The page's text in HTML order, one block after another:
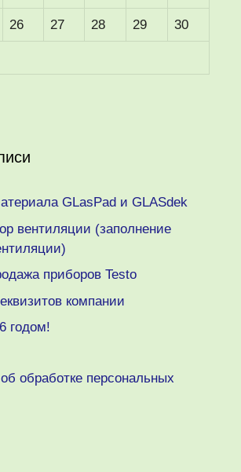
26 27 28 29 30
GLasPad и GLASdek
вентиляции (заполнение
приборов Testo
компании
годом!
обработке персональных